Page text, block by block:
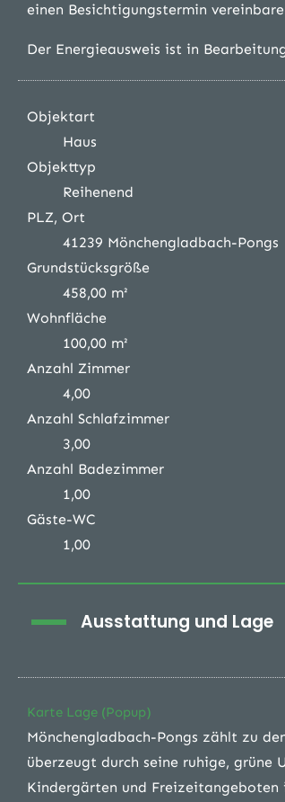
einen Besichtigungstermin
Der Energieausweis ist in
Objektart
Haus
Objekttyp
Reihenend
PLZ, Ort
41239 Mönchengladbach-Pongs
Grundstücksgröße
458,00 m²
Wohnfläche
100,00 m²
Anzahl Zimmer
4,00
Anzahl Schlafzimmer
3,00
Anzahl Badezimmer
1,00
Gäste-WC
1,00
Ausstattung und Lage
Karte Lage (Popup)
Mönchengladbach-Pongs zählt zu
überzeugt durch seine ruhige, grüne
Kindergärten und Freizeitangeboten